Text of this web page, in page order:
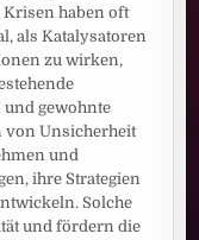
Krisen haben oft
als Katalysatoren
zu wirken,
und gewohnte
von Unsicherheit
und
ihre Strategien
Solche
und fördern die